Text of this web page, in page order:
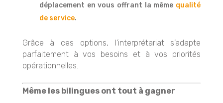
déplacement en vous offrant la même qualité
de service.
Grâce à ces options, l’interprétariat s’adapte
parfaitement à vos besoins et à vos priorités
opérationnelles.
Même les bilingues ont tout à gagner